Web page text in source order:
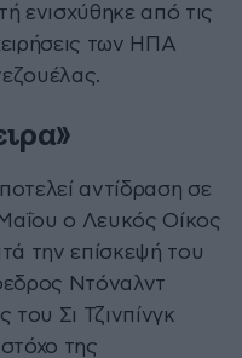
ενισχύθηκε από τις
των ΗΠΑ
αντίδραση σε
ο Λευκός Οίκος
την επίσκεψή του
Ντόναλντ
Σι Τζινπίνγκ
της